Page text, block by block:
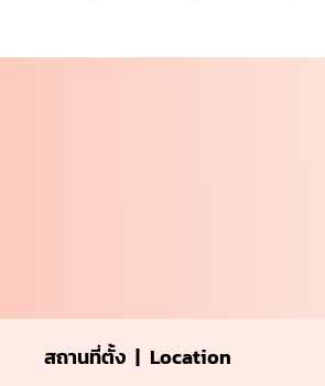
สถานที่ตั้ง | Location